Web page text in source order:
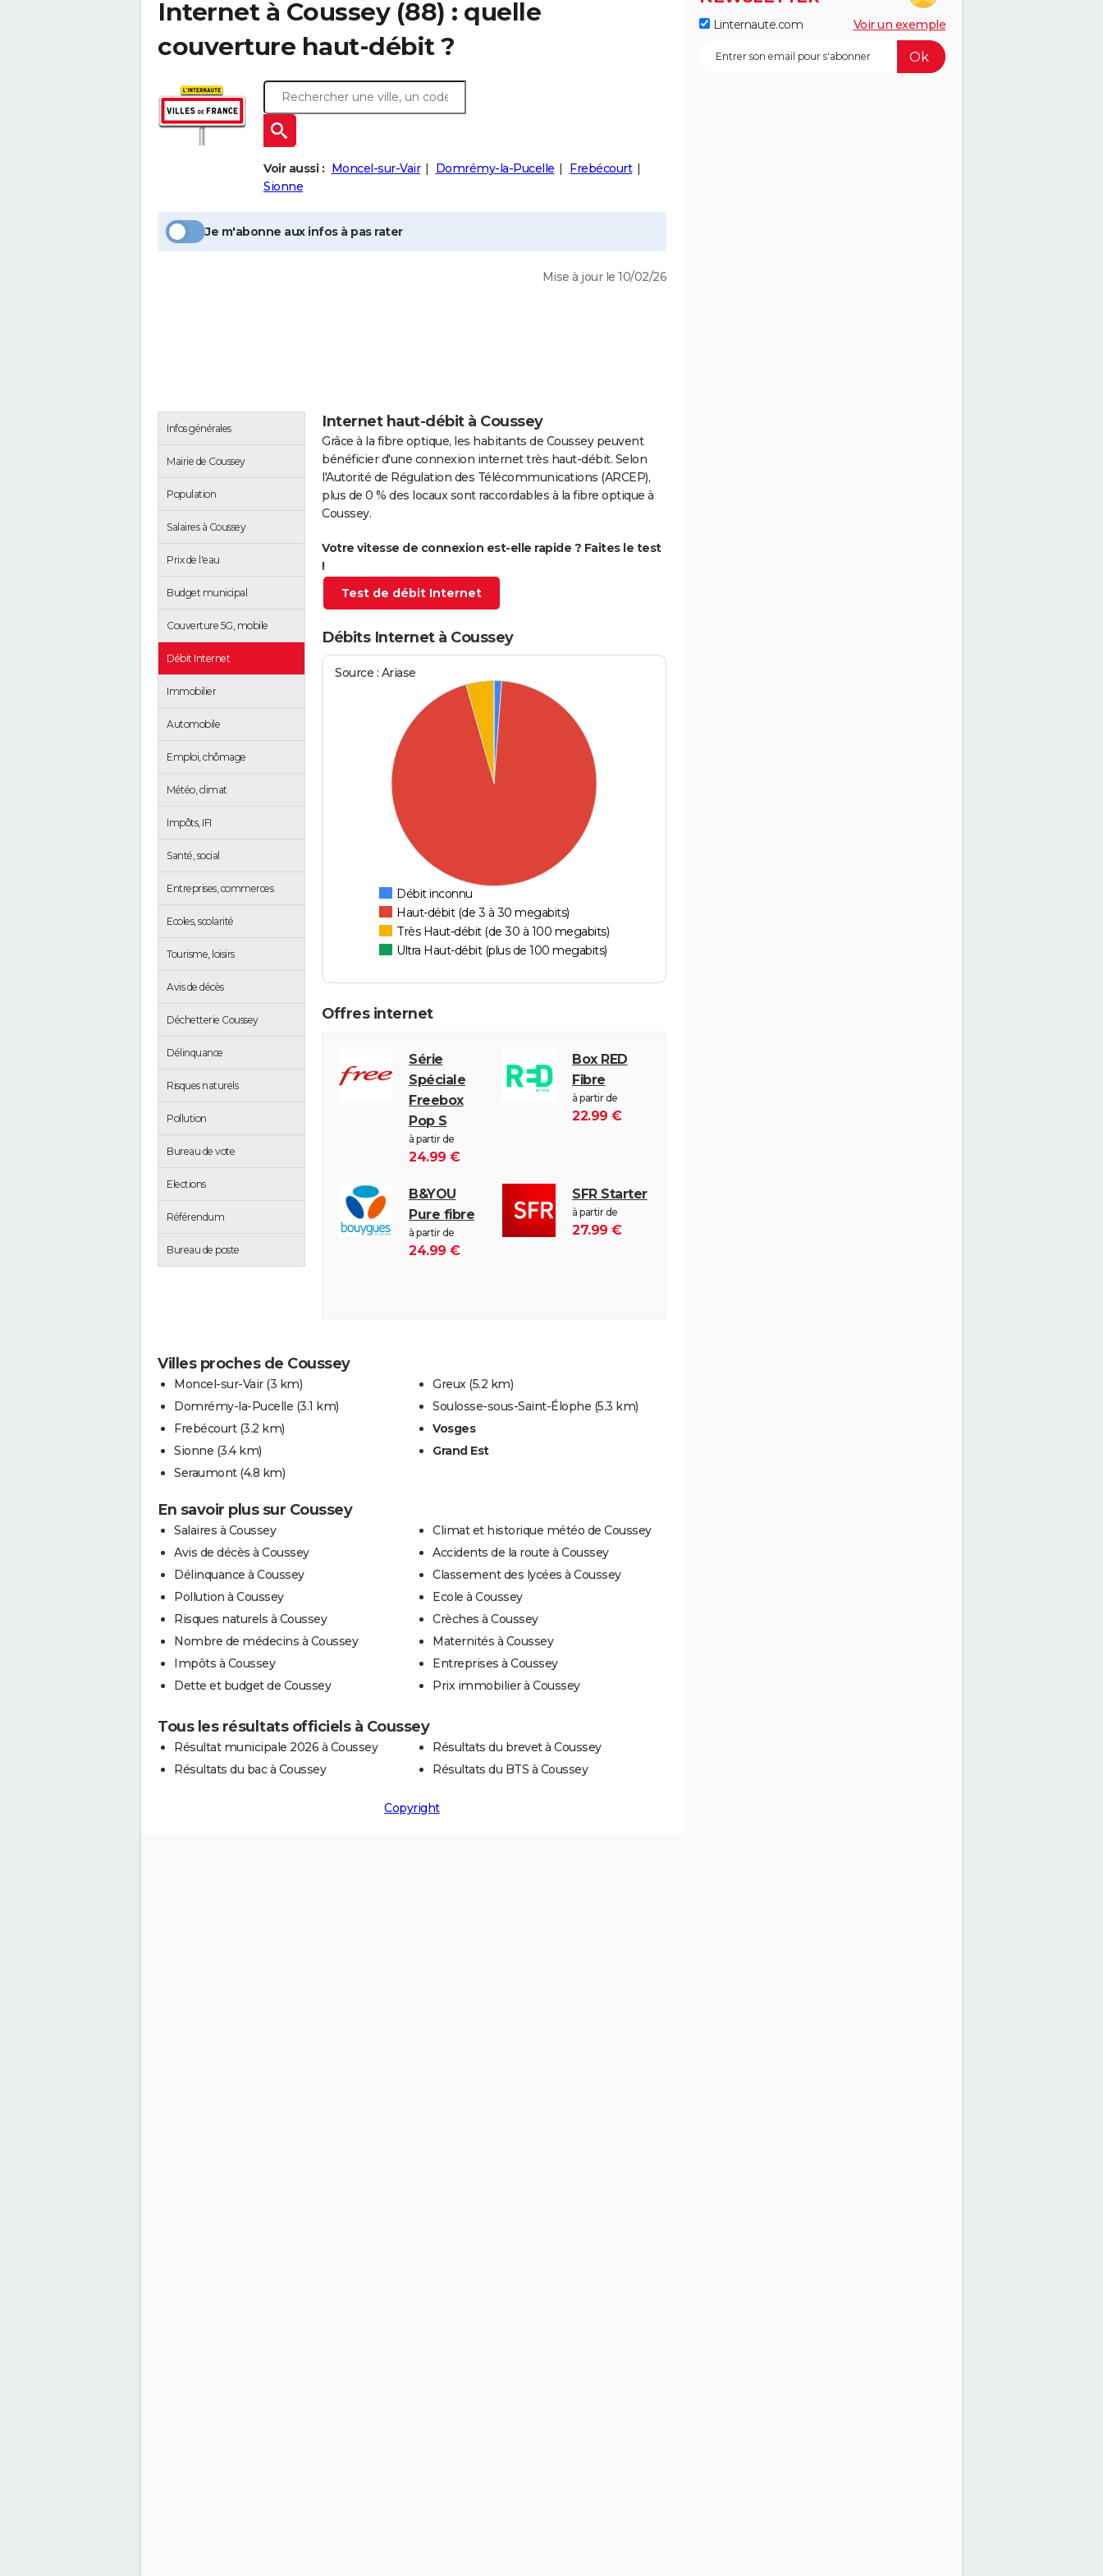
Internet à Coussey(88) : quelle
couverture haut-débit ?
Voir aussi : Moncel-sur-Vair Domrémy-la-Pucelle
Frebécourt
Sionne
Je m'abonne aux infos à pas rater
Mise à jour le 10/02/26
Infos générales
Mairie de Coussey
Population
Salaires à Coussey
Prix de l'eau
Budget municipal
Couverture 5G, mobile
Débit Internet
Immobilier
Automobile
Emploi, chômage
Météo, climat
Impôts, IFI
Santé, social
Entreprises, commerces
Ecoles, scolarité
Tourisme, loisirs
Avis de décès
Déchetterie Coussey
Délinquance
Risques naturels
Pollution
Bureau de vote
Elections
Référendum
Bureau de poste
Internet haut-débit à Coussey
Grâce à la fibre optique, les habitants de Coussey peuvent
bénéficier d'une connexion internet très haut-débit. Selon
l'Autorité de Régulation des Télécommunications (ARCEP),
plus de 0 % des locaux sont raccordables à la fibre optique à
Coussey.
Votre vitesse de connexion est-elle rapide ? Faites le test
!
Test de débit Internet
Débits Internet à Coussey
Source : Ariase
Débit inconnu
Haut-débit (de 3 à 30 megabits)
Très Haut-débit (de 30 à 100 megabits)
Ultra Haut-débit (plus de 100 megabits)
Offres internet
Série
Spéciale
Freebox
Pop S
à partir de
24.99 €
Box RED
Fibre
à partir de
22.99 €
B&YOU
Pure fibre
à partir de
24.99 €
SFR Starter
à partir de
27.99 €
Villes proches de Coussey
Moncel-sur-Vair (3 km)
Domrémy-la-Pucelle (3.1 km)
Frebécourt (3.2 km)
Sionne (3.4 km)
Seraumont (4.8 km)
Greux (5.2 km)
Soulosse-sous-Saint-Élophe (5.3 km)
Vosges
Grand Est
En savoir plus sur Coussey
Salaires à Coussey
Avis de décès à Coussey
Délinquance à Coussey
Pollution à Coussey
Risques naturels à Coussey
Nombre de médecins à Coussey
Impôts à Coussey
Dette et budget de Coussey
Climat et historique météo de Coussey
Accidents de la route à Coussey
Classement des lycées à Coussey
Ecole à Coussey
Crèches à Coussey
Maternités à Coussey
Entreprises à Coussey
Prix immobilier à Coussey
Tous les résultats officiels à Coussey
Résultat municipale 2026 à Coussey
Résultats du bac à Coussey
Résultats du brevet à Coussey
Résultats du BTS à Coussey
Copyright
Linternaute.com Voir un exemple